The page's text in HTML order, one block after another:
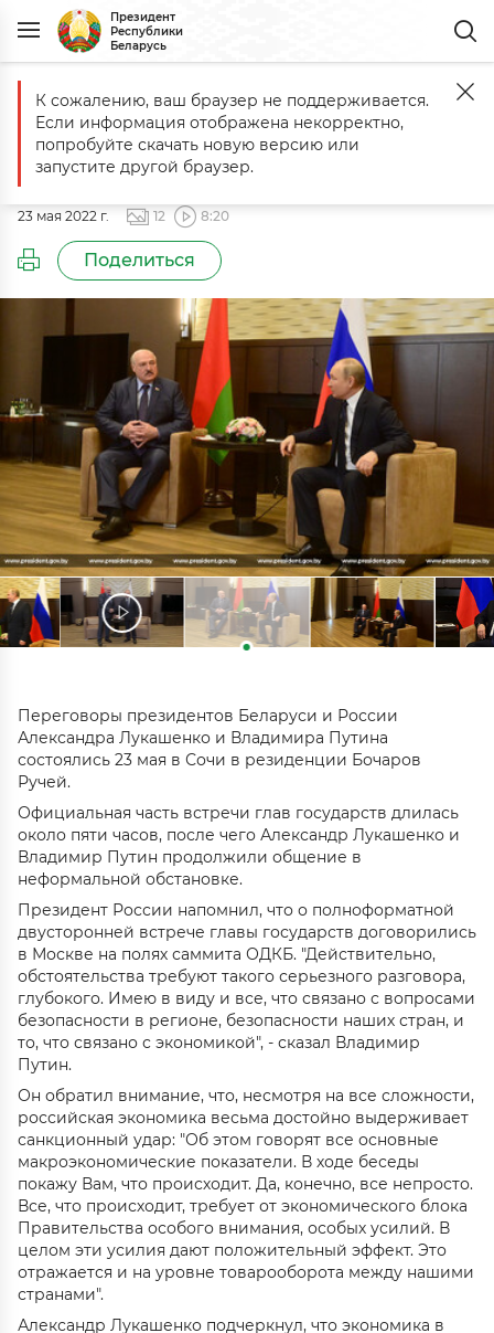
Президент
Республики
Беларусь
Главная События Переговоры с Президентом России
Переговоры с Президентом
России Владимиром Путиным
23 мая 2022 г. 12 8:20
Поделиться
Переговоры президентов Беларуси и России
Александра Лукашенко и Владимира Путина
состоялись 23 мая в Сочи в резиденции Бочаров
Ручей.
Официальная часть встречи глав государств длилась
около пяти часов, после чего Александр Лукашенко и
Владимир Путин продолжили общение в
неформальной обстановке.
Президент России напомнил, что о полноформатной
двусторонней встрече главы государств договорились
в Москве на полях саммита ОДКБ. "Действительно,
обстоятельства требуют такого серьезного разговора,
глубокого. Имею в виду и все, что связано с вопросами
безопасности в регионе, безопасности наших стран, и
то, что связано с экономикой", - сказал Владимир
Путин.
Он обратил внимание, что, несмотря на все сложности,
российская экономика весьма достойно выдерживает
санкционный удар: "Об этом говорят все основные
макроэкономические показатели. В ходе беседы
покажу Вам, что происходит. Да, конечно, все непросто.
Все, что происходит, требует от экономического блока
Правительства особого внимания, особых усилий. В
целом эти усилия дают положительный эффект. Это
отражается и на уровне товарооборота между нашими
странами".
Александр Лукашенко подчеркнул, что экономика в
К сожалению, ваш браузер не поддерживается.
Если информация отображена некорректно,
попробуйте скачать новую версию или
запустите другой браузер.